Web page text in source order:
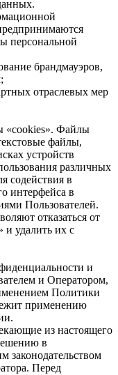
персональной
брандмауэров,
отраслевых мер
«cookies». Файлы
файлы,
устройств
различных
содействия в
интерфейса в
Пользователей.
отказаться от
и удалить их с
и
и Оператором,
Политики
применению
из настоящего
в
законодательством
Перед